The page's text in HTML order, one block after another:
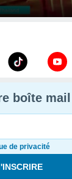
boîte mail
de privacité